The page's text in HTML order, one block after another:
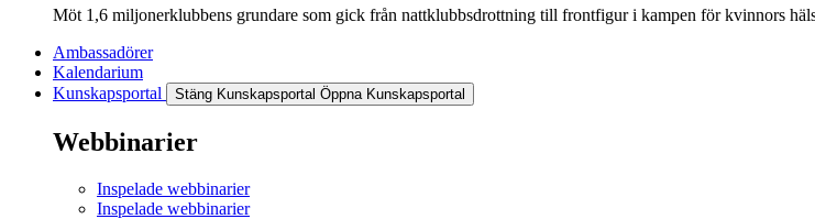
Möt 1,6 miljonerklubbens grundare som gick från nattklubbsdrottning till frontfigur i kampen för kvinnors
Ambassadörer
Kalendarium
Kunskapsportal
Stäng Kunskapsportal Öppna Kunskapsportal
Webbinarier
Inspelade webbinarier
Inspelade webbinarier